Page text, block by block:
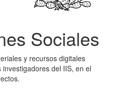
Sociales
y recursos digitales
del IIS, en el